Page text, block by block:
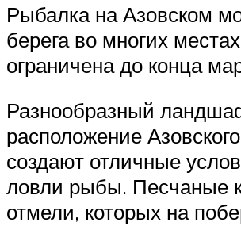
Рыбалка на Азовском
берега во многих
ограничена до конца
Разнообразный
расположение
создают отличные
ловли рыбы. Песчаные
отмели, которых на